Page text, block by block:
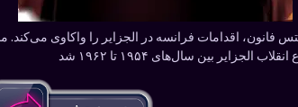
فانون، اقدامات فرانسه در الجزایر را واکاوی
بین سال‌های ۱۹۵۴ تا ۱۹۶۲ شد